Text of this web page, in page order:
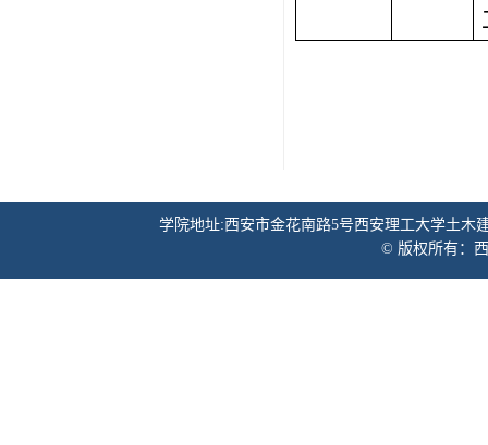
学院地址:西安市金花南路5号西安理工大学土木
© 版权所有：